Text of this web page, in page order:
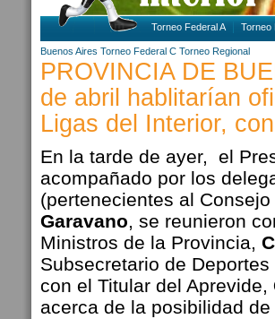
Torneo Federal A Torneo
Buenos Aires Torneo Federal C Torneo Regional
PROVINCIA DE
de abril hablitarían
Ligas del Interior,
En la tarde de ayer, el
acompañado por los
(pertenecientes al Consejo
Garavano, se reunieron
Ministros de la Provincia,
Subsecretario de
con el Titular del Aprevide,
acerca de la posibilidad